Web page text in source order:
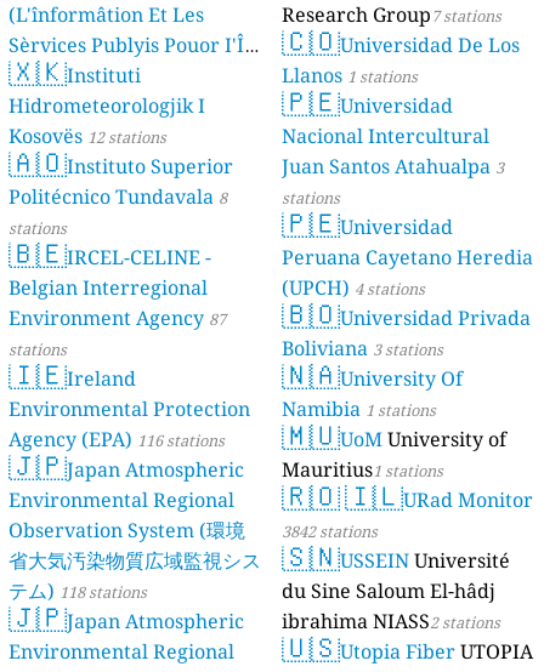
(L'înformâtion Et Les
Sèrvices Publyis Pouor I'Île
Dé Jèrri) 2 stations
🇽🇰Instituti
Hidrometeorologjik I
Kosovës 12 stations
🇦🇴Instituto Superior
Politécnico Tundavala 8
stations
🇧🇪IRCEL-CELINE -
Belgian Interregional
Environment Agency 87
stations
🇮🇪Ireland
Environmental Protection
Agency (EPA) 116 stations
🇯🇵Japan Atmospheric
Environmental Regional
Observation System (環境
省大気汚染物質広域監視シス
テム) 118 stations
🇯🇵Japan Atmospheric
Environmental Regional
Research Group7 stations
🇨🇴Universidad De Los
Llanos 1 stations
🇵🇪Universidad
Nacional Intercultural
Juan Santos Atahualpa 3
stations
🇵🇪Universidad
Peruana Cayetano Heredia
(UPCH) 4 stations
🇧🇴Universidad Privada
Boliviana 3 stations
🇳🇦University Of
Namibia 1 stations
🇲🇺UoMUniversity of
Mauritius1 stations
🇷🇴🇮🇱URad Monitor
3842 stations
🇸🇳USSEINUniversité
du Sine Saloum El-hâdj
ibrahima NIASS2 stations
🇺🇸Utopia FiberUTOPIA